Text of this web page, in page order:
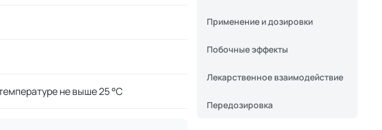
не выше 25 °C
Применение и дозировки
Побочные эффекты
Лекарственное взаимодействие
Передозировка